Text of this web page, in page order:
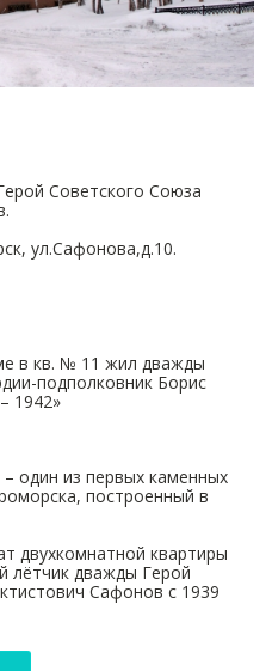
Советского Союза
ул.Сафонова,д.10.
в кв. № 11 жил дважды
подполковник Борис
1942»
один из первых каменных
построенный в
двухкомнатной квартиры
лётчик дважды Герой
Сафонов с 1939